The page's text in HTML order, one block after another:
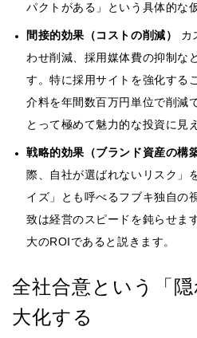
パクトがある」という具体的な
間接的効果（コストの削減）
カ
わせ削減、採用媒体費の抑制な
す。特に採用サイトを強化する
介料を年間数百万円単位で削減
とって極めて魅力的な投資に見
戦略的効果（ブランド資産の構築
際、自社が選ばれないリスク」
イズ」とも呼べるフブキ独自の
致は経営のスピードを鈍らせま
大のROIであると説きます。
全社合意という「
大化する